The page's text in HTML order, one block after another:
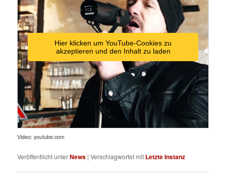
Hier klicken um YouTube-Cookies zu
akzeptieren und den Inhalt zu laden
Video: youtube.com
Veröffentlicht unterNews |Verschlagwortet mit Letzte Instanz